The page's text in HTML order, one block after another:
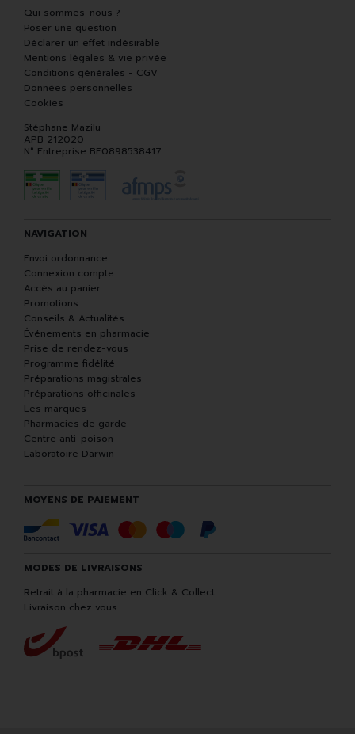
Qui sommes-nous ?
Poser une question
Déclarer un effet indésirable
Mentions légales & vie privée
Conditions générales - CGV
Données personnelles
Cookies
Stéphane Mazilu
APB 212020
N° Entreprise BE0898538417
NAVIGATION
Envoi ordonnance
Connexion compte
Accès au panier
Promotions
Conseils & Actualités
Événements en pharmacie
Prise de rendez-vous
Programme fidélité
Préparations magistrales
Préparations officinales
Les marques
Pharmacies de garde
Centre anti-poison
Laboratoire Darwin
MOYENS DE PAIEMENT
MODES DE LIVRAISONS
Retrait à la pharmacie en Click & Collect
Livraison chez vous